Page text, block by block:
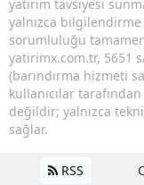
yatırım tavsiyesi
yalnızca
sorumluluğu
yatirimx.com.tr, 5651
(barındırma hizmeti
kullanıcılar
değildir; yalnızca
sağlar.
RSS